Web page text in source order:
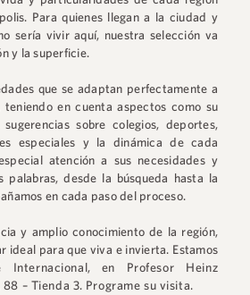
Para quienes llegan a la ciudad y
sería vivir aquí, nuestra selección va
y la superficie.
que se adaptan perfectamente a
en cuenta aspectos como su
sobre colegios, deportes,
especiales y la dinámica de cada
atención a sus necesidades y
palabras, desde la búsqueda hasta la
en cada paso del proceso.
y amplio conocimiento de la región,
ideal para que viva e invierta. Estamos
Internacional, en Profesor Heinz
– Tienda 3. Programe su visita.